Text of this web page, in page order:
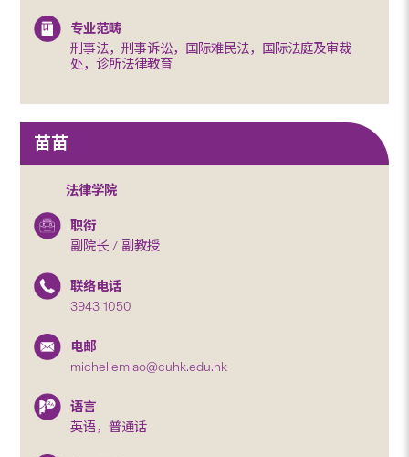
专业范畴
刑事法，刑事诉讼，国际难民法，国际法庭及审裁
处，诊所法律教育
苗苗
法律学院
职衔
副院长 / 副教授
联络电话
3943 1050
电邮
michellemiao@cuhk.edu.hk
语言
英语，普通话